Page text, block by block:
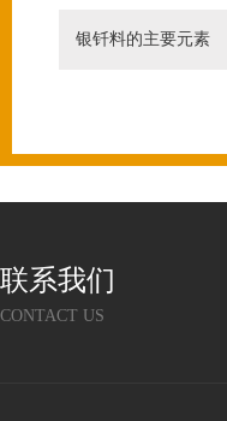
银钎料的主要元素
联系我们
CONTACT US